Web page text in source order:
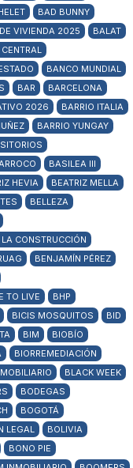
BAD BUNNY
VIVIENDA 2025
BALAT
BANCO MUNDIAL
BAR
BARCELONA
2026
BARRIO ITALIA
BARRIO YUNGAY
BASILEA III
HEVIA
BEATRIZ MELLA
BELLEZA
CONSTRUCCIÓN
BENJAMÍN PÉREZ
TO LIVE
BHP
BICIS MOSQUITOS
BID
BIM
BIOBÍO
BIORREMEDIACIÓN
BLACK WEEK
BODEGAS
BOGOTÁ
LEGAL
BOLIVIA
BONO PIE